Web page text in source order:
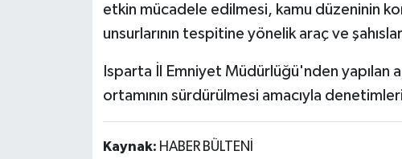
etkin mücadele edilmesi, kamu düzeninin
unsurlarının tespitine yönelik araç ve
Isparta İl Emniyet Müdürlüğü'nden yapılan
ortamının sürdürülmesi amacıyla
Kaynak: HABER BÜLTENİ